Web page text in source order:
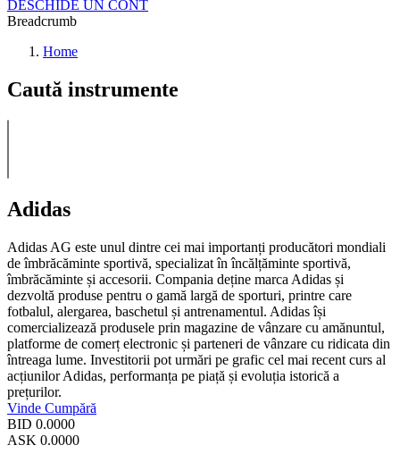
DESCHIDE UN CONT
Breadcrumb
Home
Caută instrumente
Adidas
Adidas AG este unul dintre cei mai importanți producători mondiali
de îmbrăcăminte sportivă, specializat în încălțăminte sportivă,
îmbrăcăminte și accesorii. Compania deține marca Adidas și
dezvoltă produse pentru o gamă largă de sporturi, printre care
fotbalul, alergarea, baschetul și antrenamentul. Adidas își
comercializează produsele prin magazine de vânzare cu amănuntul,
platforme de comerț electronic și parteneri de vânzare cu ridicata din
întreaga lume. Investitorii pot urmări pe grafic cel mai recent curs al
acțiunilor Adidas, performanța pe piață și evoluția istorică a
prețurilor.
Vinde Cumpără
BID 0.0000
ASK 0.0000